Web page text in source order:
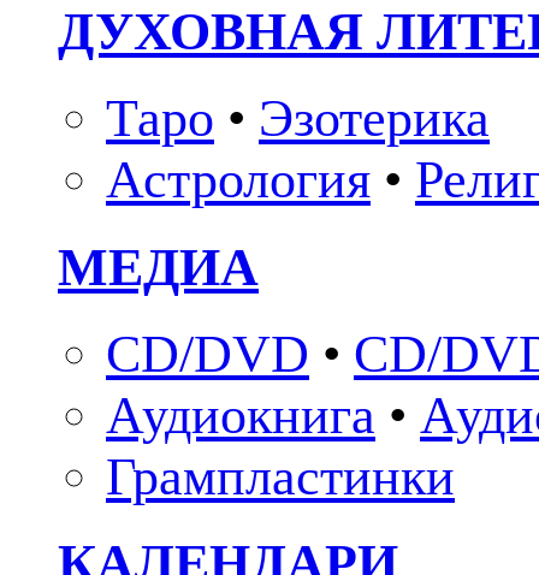
ДУХОВНАЯ
Таро • Эзотерика
Астрология •
МЕДИА
CD/DVD • CD/
Аудиокнига •
Грампластинки